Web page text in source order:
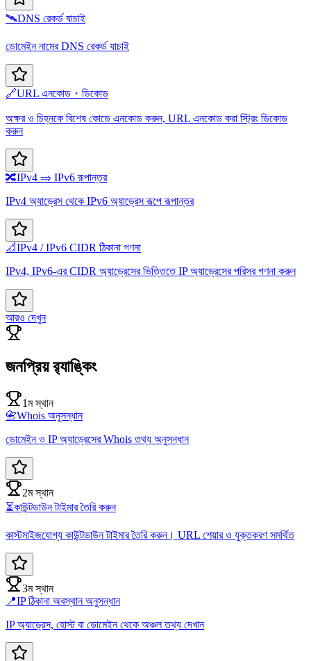
🛰️DNS রেকর্ড যাচাই
ডোমেইন নামের DNS রেকর্ড যাচাই
🔗URL এনকোড・ডিকোড
অক্ষর ও চিহ্নকে বিশেষ কোডে এনকোড করুন, URL এনকোড করা স্ট্রিং ডিকোড
করুন
🔀IPv4 ⇒ IPv6 রূপান্তর
IPv4 অ্যাড্রেস থেকে IPv6 অ্যাড্রেস রূপে রূপান্তর
📐IPv4 / IPv6 CIDR ঠিকানা গণনা
IPv4, IPv6-এর CIDR অ্যাড্রেসের ভিত্তিতে IP অ্যাড্রেসের পরিসর গণনা করুন
আরও দেখুন
জনপ্রিয় র‍্যাঙ্কিং
1ম স্থান
📇Whois অনুসন্ধান
ডোমেইন ও IP অ্যাড্রেসের Whois তথ্য অনুসন্ধান
2ম স্থান
⏳কাউন্টডাউন টাইমার তৈরি করুন
কাস্টমাইজযোগ্য কাউন্টডাউন টাইমার তৈরি করুন। URL শেয়ার ও যুক্তকরণ সমর্থিত
3ম স্থান
📍IP ঠিকানা অবস্থান অনুসন্ধান
IP অ্যাড্রেস, হোস্ট বা ডোমেইন থেকে অঞ্চল তথ্য দেখান